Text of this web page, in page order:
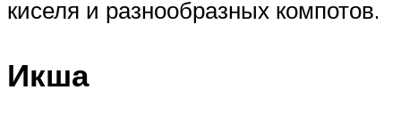
киселя и разнообразных компотов.
Икша